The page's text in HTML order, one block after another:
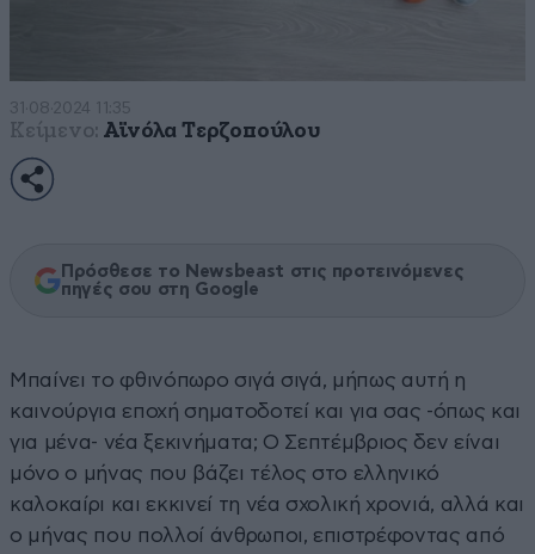
31·08·2024 11:35
Κείμενο: Αϊνόλα Τερζοπούλου
Πρόσθεσε το Newsbeast στις προτεινόμενες
πηγές σου στη Google
Μπαίνει το φθινόπωρο σιγά σιγά, μήπως αυτή η
καινούργια εποχή σηματοδοτεί και για σας -όπως και
για μένα- νέα ξεκινήματα; Ο Σεπτέμβριος δεν είναι
μόνο ο μήνας που βάζει τέλος στο ελληνικό
καλοκαίρι και εκκινεί τη νέα σχολική χρονιά, αλλά και
ο μήνας που πολλοί άνθρωποι, επιστρέφοντας από